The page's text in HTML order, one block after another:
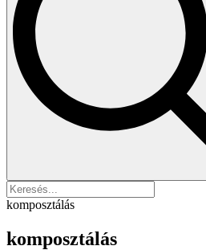
komposztálás
komposztálás